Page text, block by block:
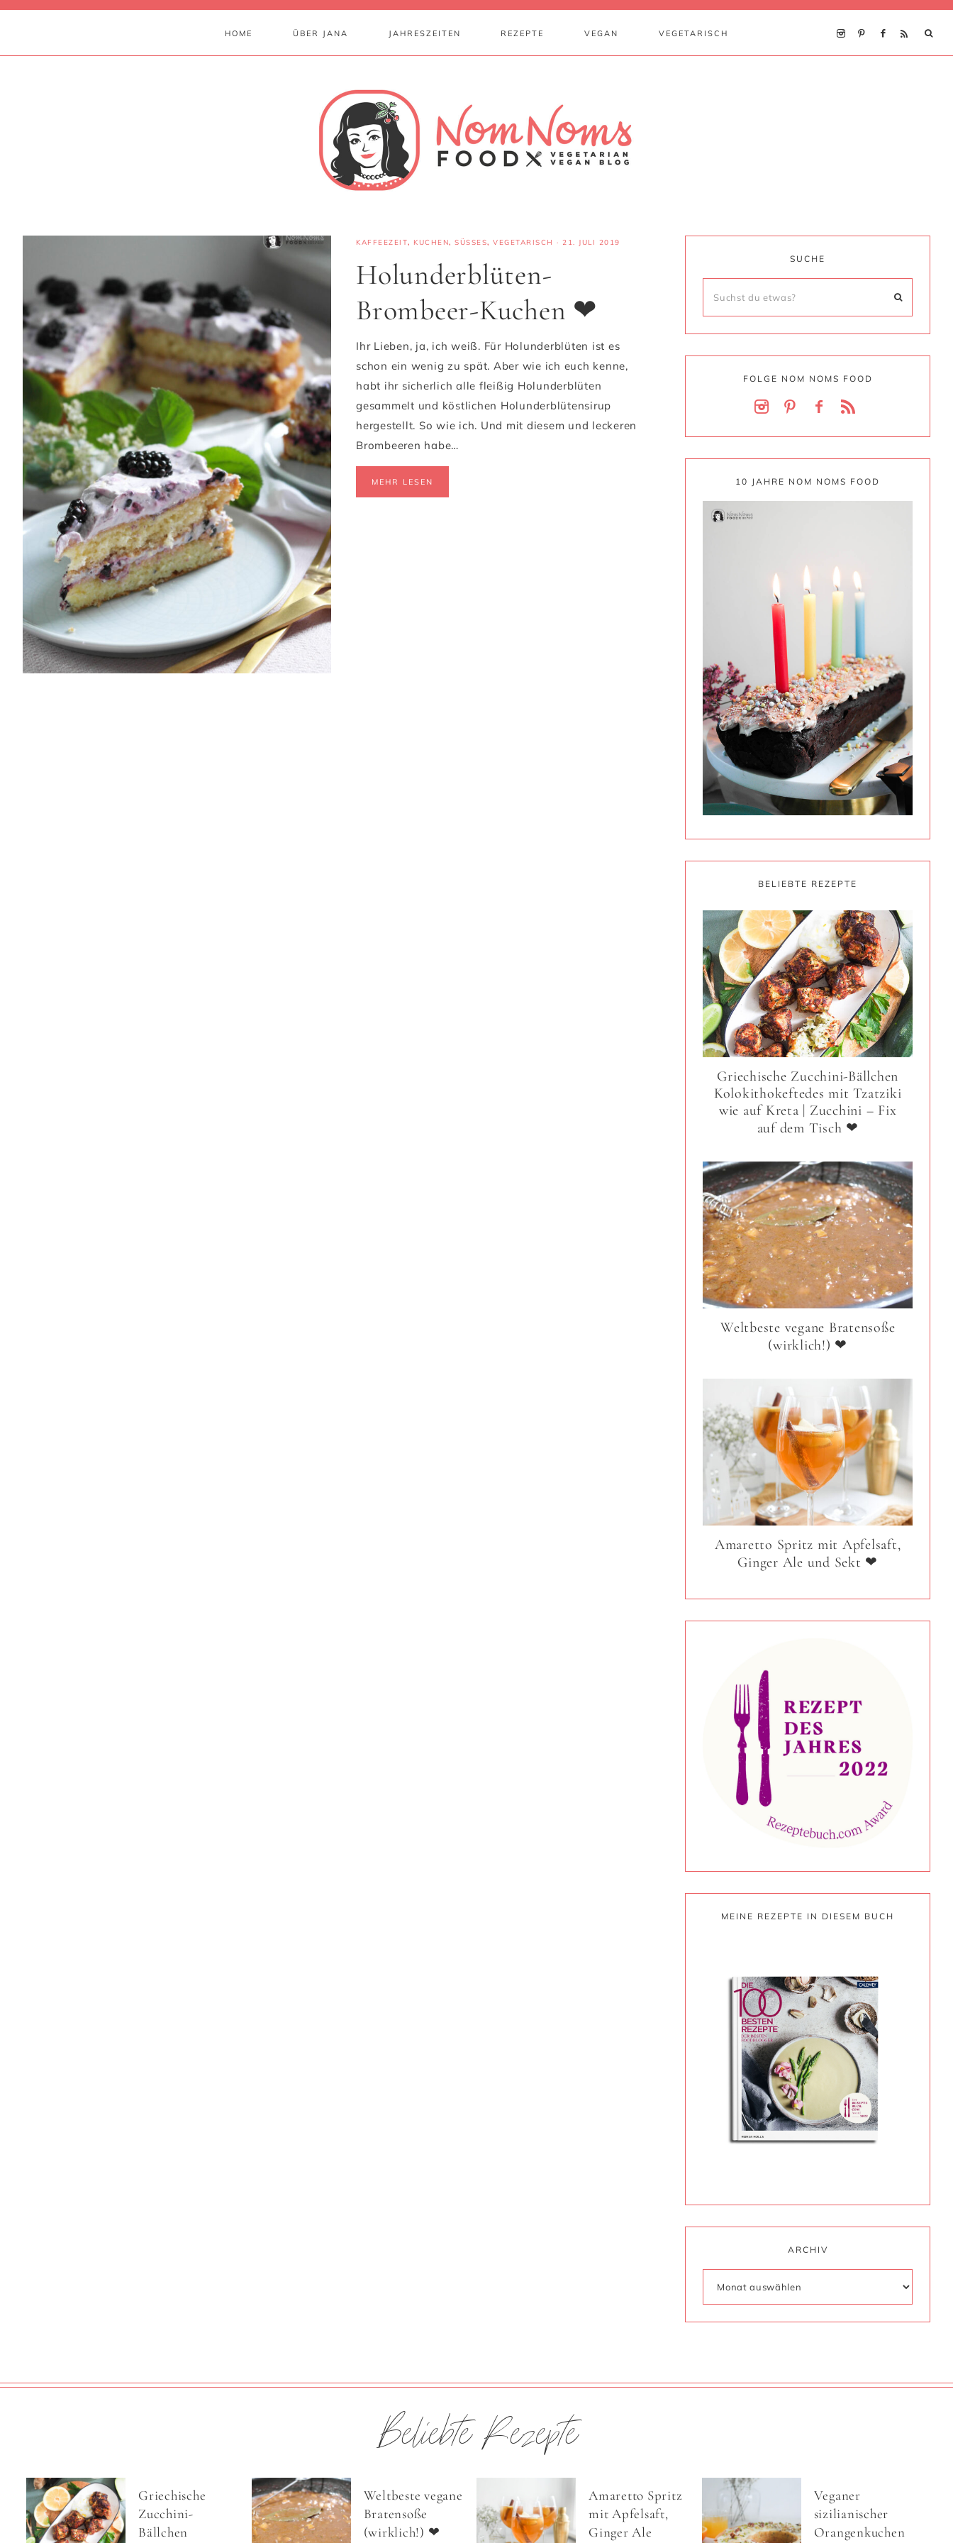
HOME ÜBER JANA JAHRESZEITEN REZEPTE VEGAN VEGETARISCH
KAFFEEZEIT, KUCHEN, SÜSSES , VEGETARISCH · 21. JULI 2019
Holunderblüten-
Brombeer-Kuchen ❤
Ihr Lieben, ja, ich weiß. Für Holunderblüten ist es
schon ein wenig zu spät. Aber wie ich euch kenne,
habt ihr sicherlich alle fleißig Holunderblüten
gesammelt und köstlichen Holunderblütensirup
hergestellt. So wie ich. Und mit diesem und leckeren
Brombeeren habe…
MEHR LESEN
SUCHE
FOLGE NOM NOMS FOOD
10 JAHRE NOM NOMS FOOD
BELIEBTE REZEPTE
Griechische Zucchini-Bällchen
Kolokithokeftedes mit Tzatziki
wie auf Kreta | Zucchini – Fix
auf dem Tisch ❤
Weltbeste vegane Bratensoße
(wirklich!) ❤
Amaretto Spritz mit Apfelsaft,
Ginger Ale und Sekt ❤
MEINE REZEPTE IN DIESEM BUCH
ARCHIV
Beliebte Rezepte
Griechische
Zucchini-
Bällchen
Weltbeste vegane
Bratensoße
(wirklich!) ❤
Amaretto Spritz
mit Apfelsaft,
Ginger Ale
Veganer
sizilianischer
Orangenkuchen